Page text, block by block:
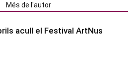
Més de l'autor
acull el Festival ArtNus